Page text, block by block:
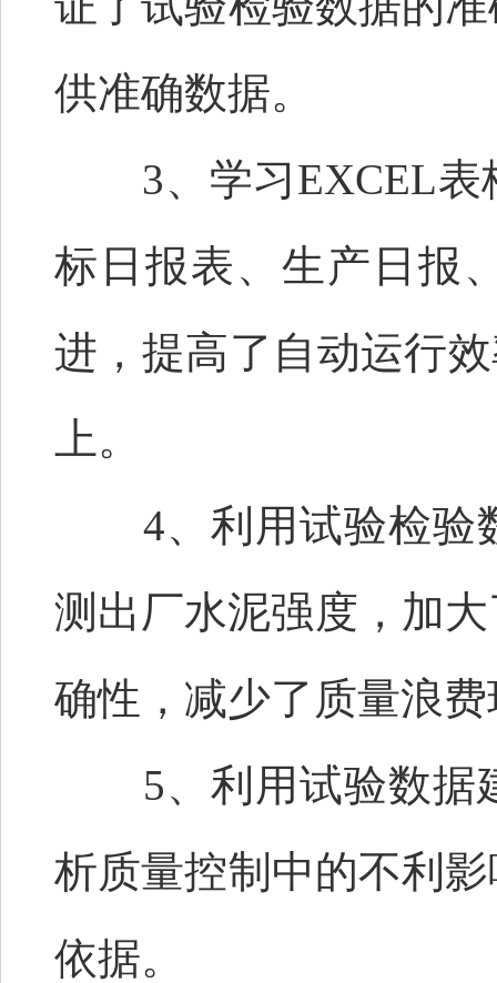
供准确数据。
3、学习EXCEL表
标日报表、生产日报
进，提高了自动运行
上。
4、利用试验检验
测出厂水泥强度，加
确性，减少了质量浪
5、利用试验数据
析质量控制中的不利
依据。